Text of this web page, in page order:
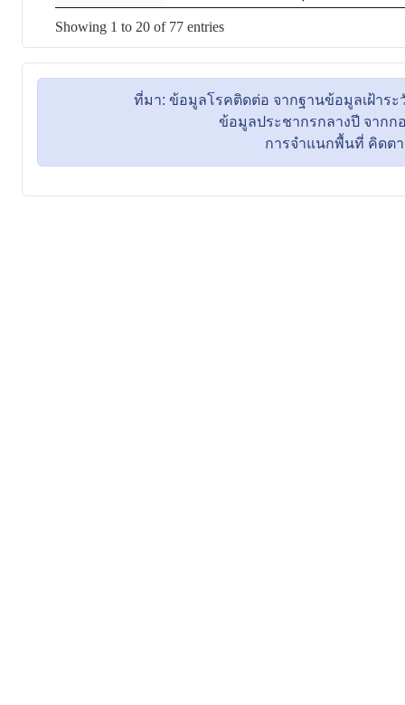
ที่มา: ข้อมูลโรคติดต่อ จากฐานข้อมูลเฝ้าร
ข้อมูลประชากรกลางปี จากกอ
การจำแนกพื้นที่ คิดตาม